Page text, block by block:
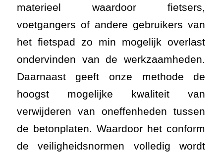
materieel waardoor fietsers,
voetgangers of andere gebruikers van
het fietspad zo min mogelijk overlast
ondervinden van de werkzaamheden.
Daarnaast geeft onze methode de
hoogst mogelijke kwaliteit van
verwijderen van oneffenheden tussen
de betonplaten. Waardoor het conform
de veiligheidsnormen volledig wordt